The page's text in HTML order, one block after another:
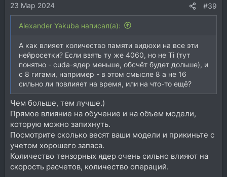
23 Мар 2024 #39
Alexander Yakuba написал(а):
А как влияет количество памяти видюхи на все эти
нейросетки? Если взять ту же 4060, но не Ti (тут
понятно - cuda-ядер меньше, обсчёт будет дольше), и
с 8 гигами, например - в этом смысле 8 а не 16
сильно ли повлияет на время, или на что-то ещё?
Чем больше, тем лучше.)
Прямое влияние на обучение и на объем модели,
которую можно запихнуть.
Посмотрите сколько весят ваши модели и прикиньте с
учетом хорошего запаса.
Количество тензорных ядер очень сильно влияют на
скорость расчетов, количество операций.